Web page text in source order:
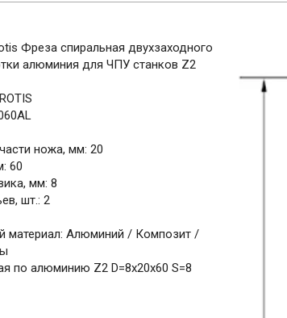
Фреза спиральная двухзаходного
алюминия для ЧПУ станков Z2
ножа, мм: 20
60
мм: 8
шт.: 2
материал: Алюминий / Композит /
по алюминию Z2 D=8x20x60 S=8